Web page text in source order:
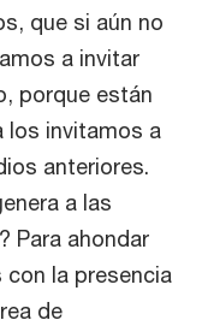
que si aún no
a invitar
porque están
los invitamos a
anteriores.
a las
Para ahondar
la presencia
de